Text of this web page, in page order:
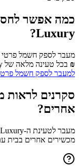
כמה אפשר
Luxury
?
מעבר לספק חשמל פרטי מוזיל
₪ בכל טעינה מלאה של
למעבר לספק חשמל
סקרנים לראות
אחרים?
מעבר לטעינת ה-
מכשירים אחרים בבית